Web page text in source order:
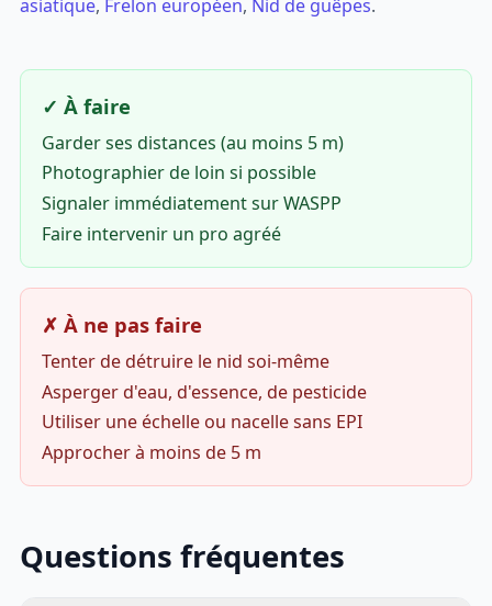
asiatique, Frelon européen, Nid de guêpes.
✓ À faire
Garder ses distances (au moins 5 m)
Photographier de loin si possible
Signaler immédiatement sur WASPP
Faire intervenir un pro agréé
✗ À ne pas faire
Tenter de détruire le nid soi-même
Asperger d'eau, d'essence, de pesticide
Utiliser une échelle ou nacelle sans EPI
Approcher à moins de 5 m
Questions fréquentes